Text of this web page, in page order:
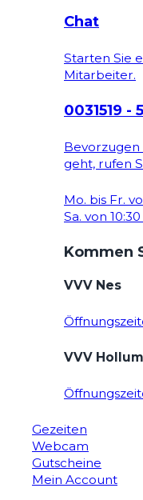
Chat
Starten Sie
Mitarbeiter.
0031519 -
Bevorzugen
geht, rufen
Mo. bis Fr.
Sa. von
Kommen
VVV Nes
VVV Hollum
Gezeiten
Webcam
Gutscheine
Mein Account